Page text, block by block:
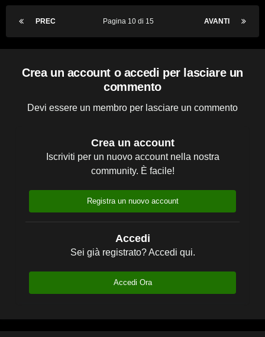
PREC AVANTI
Pagina 10 di 15
Crea un account o accedi per lasciare un
commento
Devi essere un membro per lasciare un commento
Crea un account
Iscriviti per un nuovo account nella nostra
community. È facile!
Registra un nuovo account
Accedi
Sei già registrato? Accedi qui.
Accedi Ora